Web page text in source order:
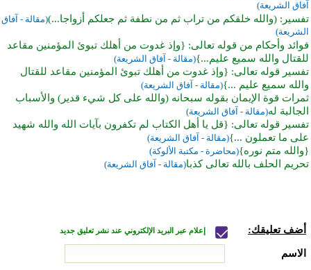
آفاق الشريعة)
تفسير: (والله خلقكم من تراب ثم من نطفة ثم جعلكم أزواجا...)(مقالة - آفاق
الشريعة)
فوائد وأحكام من قوله تعالى: {وإذ غدوت من أهلك تبوئ المؤمنين مقاعد
للقتال والله سميع عليم...}(مقالة - آفاق الشريعة)
تفسير قوله تعالى: {وإذ غدوت من أهلك تبوئ المؤمنين مقاعد للقتال
والله سميع عليم ...}(مقالة - آفاق الشريعة)
ثمرات قوة الإيمان بقوله سبحانه (والله على كل شيء قدير) والأسباب
الجالبة له(مقالة - آفاق الشريعة)
تفسير قوله تعالى: {قل يا أهل الكتاب لم تكفرون بآيات الله والله شهيد
على ما تعملون ...}(مقالة - آفاق الشريعة)
{والله متم نوره}(محاضرة - مكتبة الألوكة)
تحريم الحلف بالله تعالى كذبا(مقالة - آفاق الشريعة)
أضف تعليقك: إعلام عبر البريد الإلكتروني عند نشر تعليق جديد
الاسم